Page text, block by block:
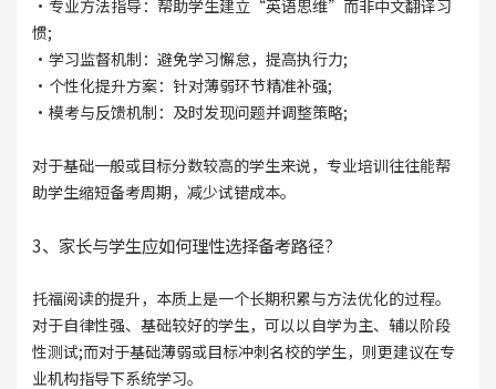
·专业方法指导：帮助学生建立“英语思维”而非中文翻译习
惯;
·学习监督机制：避免学习懈怠，提高执行力;
·个性化提升方案：针对薄弱环节精准补强;
·模考与反馈机制：及时发现问题并调整策略;
对于基础一般或目标分数较高的学生来说，专业培训往往能帮
助学生缩短备考周期，减少试错成本。
3、家长与学生应如何理性选择备考路径?
托福阅读的提升，本质上是一个长期积累与方法优化的过程。
对于自律性强、基础较好的学生，可以以自学为主、辅以阶段
性测试;而对于基础薄弱或目标冲刺名校的学生，则更建议在专
业机构指导下系统学习。